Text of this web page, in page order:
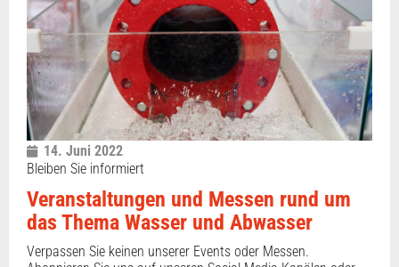
14. Juni 2022
Bleiben Sie informiert
Veranstaltungen und Messen rund um
das Thema Wasser und Abwasser
Verpassen Sie keinen unserer Events oder Messen.